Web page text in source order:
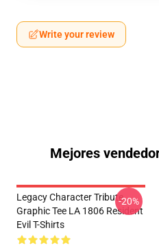
Write your review
Mejores
Legacy Character Tribute
Graphic Tee LA 1806 Resident
Evil T-Shirts
-20%